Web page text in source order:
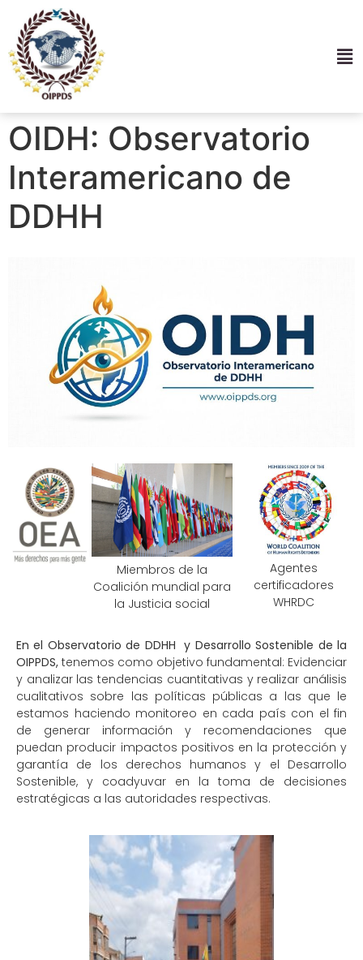
OIDH: Observatorio
Interamericano de
DDHH
Miembros de la
Coalición mundial para
la Justicia social
Agentes
certificadores
WHRDC
En el Observatorio de DDHH y Desarrollo Sostenible de la
OIPPDS, tenemos como objetivo fundamental: Evidenciar
y analizar las tendencias cuantitativas y realizar análisis
cualitativos sobre las políticas públicas a las que le
estamos haciendo monitoreo en cada país con el fin
de generar información y recomendaciones que
puedan producir impactos positivos en la protección y
garantía de los derechos humanos y el Desarrollo
Sostenible, y coadyuvar en la toma de decisiones
estratégicas a las autoridades respectivas.